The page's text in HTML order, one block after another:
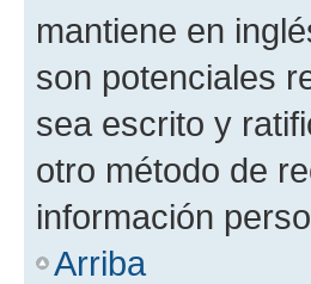
mantiene en
son potenciales
sea escrito y
otro método de
información
Arriba